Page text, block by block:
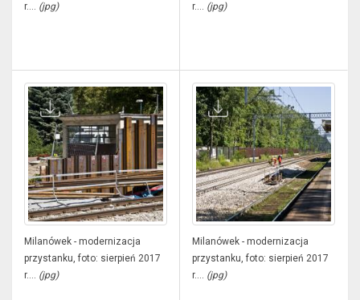
r.... (jpg)
r.... (jpg)
Milanówek - modernizacja
przystanku, foto: sierpień 2017
r.... (jpg)
Milanówek - modernizacja
przystanku, foto: sierpień 2017
r.... (jpg)